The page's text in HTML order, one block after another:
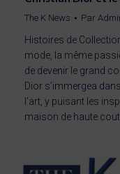
The K News Par
Histoires de
mode, la même
de devenir le grand
Dior s’immergea
l’art, y puisant les
maison de haute